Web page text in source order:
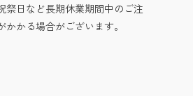
祭日など長期休業期間中のご注
かる場合がございます。